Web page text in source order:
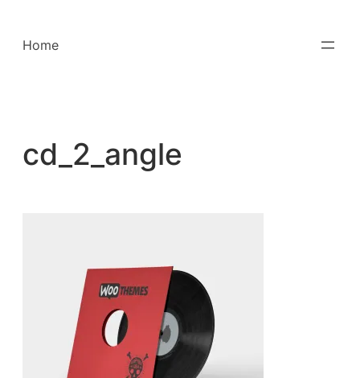
para
Home
cd_2_angle